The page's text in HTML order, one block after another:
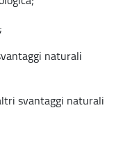
naturali
svantaggi naturali